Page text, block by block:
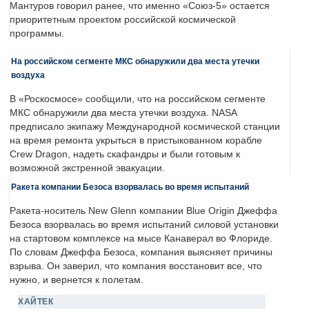
Мантуров говорил ранее, что именно «Союз-5» остается
приоритетным проектом российской космической
программы.
На российском сегменте МКС обнаружили два места утечки
воздуха
В «Роскосмосе» сообщили, что на российском сегменте
МКС обнаружили два места утечки воздуха. NASA
предписало экипажу Международной космической станции
на время ремонта укрыться в пристыкованном корабле
Crew Dragon, надеть скафандры и были готовым к
возможной экстренной эвакуации.
Ракета компании Безоса взорвалась во время испытаний
Ракета-носитель New Glenn компании Blue Origin Джеффа
Безоса взорвалась во время испытаний силовой установки
на стартовом комплексе на мысе Канаверал во Флориде.
По словам Джеффа Безоса, компания выясняет причины
взрыва. Он заверил, что компания восстановит все, что
нужно, и вернется к полетам.
ХАЙТЕК